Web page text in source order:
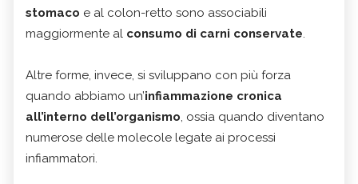
stomaco e al colon-retto sono associabili
maggiormente al consumo di carni conservate.
Altre forme, invece, si sviluppano con più forza
quando abbiamo un’infiammazione cronica
all’interno dell’organismo, ossia quando diventano
numerose delle molecole legate ai processi
infiammatori.